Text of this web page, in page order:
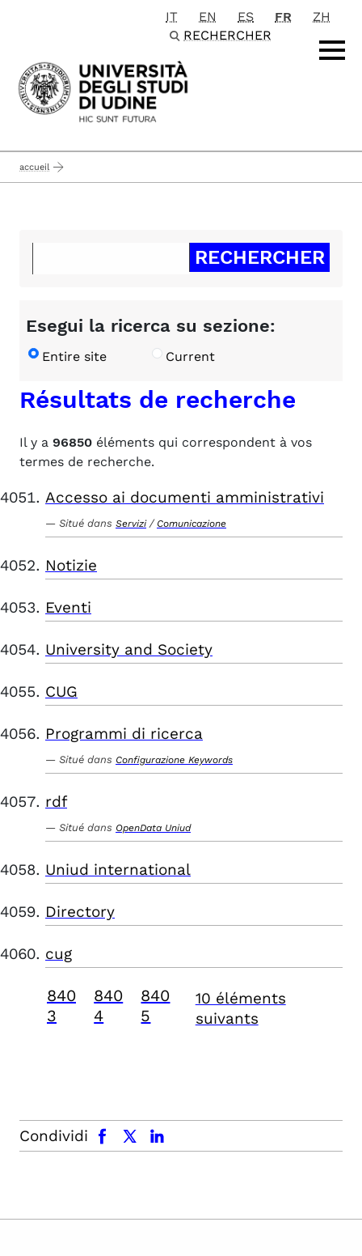
Passa al contenuto principale
IT EN ES FR
ZH
RECHERCHER
accueil
Esegui la ricerca su sezione:
Entire site Current
Résultats de recherche
Il y a 96850 éléments qui correspondent à vos
termes de recherche.
Accesso ai documenti amministrativi
Situé dans Servizi / Comunicazione
Notizie
Eventi
University and Society
CUG
Programmi di ricerca
Situé dans Configurazione Keywords
rdf
Situé dans OpenData Uniud
Uniud international
Directory
cug
840
3
840
4
840
5
10 éléments
suivants
Condividi
facebook x.com linkedin